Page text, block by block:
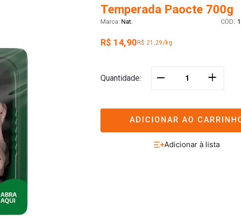
Temperada Paocte 700g
Nat. :
R$ 14,90R$ 21,29/kg
Quantidade ＋
ADICIONAR AO